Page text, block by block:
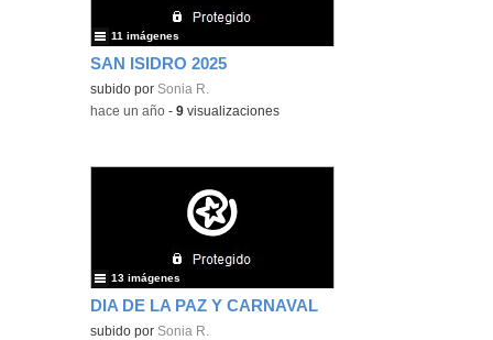
SAN ISIDRO 2025
subido por Sonia R.
11 imágenes
-hace un año -9 visualizaciones
DIA DE LA PAZ Y CARNAVAL
subido por Sonia R.
13 imágenes